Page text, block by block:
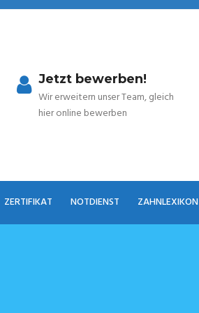
Jetzt bewerben!
Wir erweitern unser Team, gleich
hier online bewerben
ZERTIFIKAT NOTDIENST ZAHNLEXIKON